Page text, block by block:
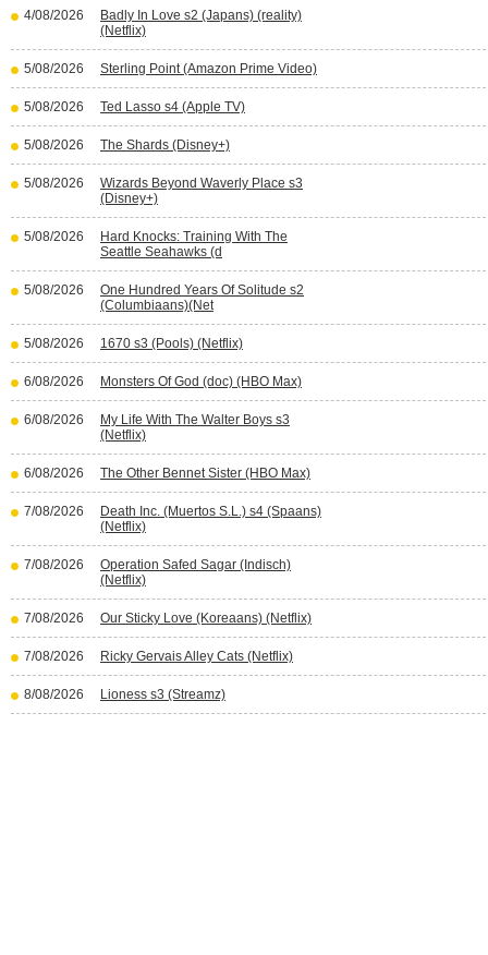
4/08/2026
Badly In Love s2 (Japans) (reality)
(Netflix)
5/08/2026 Sterling Point (Amazon Prime Video)
5/08/2026 Ted Lasso s4 (Apple TV)
5/08/2026 The Shards (Disney+)
5/08/2026
Wizards Beyond Waverly Place s3
(Disney+)
5/08/2026
Hard Knocks: Training With The
Seattle Seahawks (d
5/08/2026
One Hundred Years Of Solitude s2
(Columbiaans)(Net
5/08/2026 1670 s3 (Pools) (Netflix)
6/08/2026 Monsters Of God (doc) (HBO Max)
6/08/2026
My Life With The Walter Boys s3
(Netflix)
6/08/2026 The Other Bennet Sister (HBO Max)
7/08/2026
Death Inc. (Muertos S.L.) s4 (Spaans)
(Netflix)
7/08/2026
Operation Safed Sagar (Indisch)
(Netflix)
7/08/2026 Our Sticky Love (Koreaans) (Netflix)
7/08/2026 Ricky Gervais Alley Cats (Netflix)
8/08/2026 Lioness s3 (Streamz)